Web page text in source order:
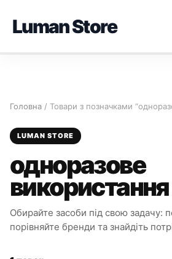
Luman Store
Головна / Товари з позначками
LUMAN STORE
одноразове
використання
Обирайте засоби під свою задачу:
порівняйте бренди та знайдіть